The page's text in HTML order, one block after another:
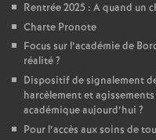
Rentrée 2025 : A quand un
Charte Pronote
Focus sur l’académie de
réalité?
Dispositif de signalement
harcèlement et
académique aujourd’hui ?
Pour l’accès aux soins de